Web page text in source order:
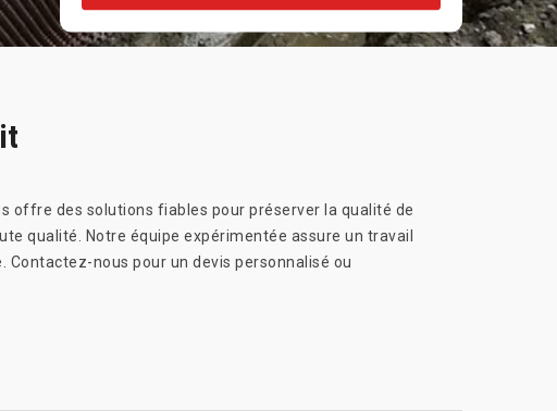
offre des solutions fiables pour préserver la qualité de
qualité. Notre équipe expérimentée assure un travail
nous pour un devis personnalisé ou